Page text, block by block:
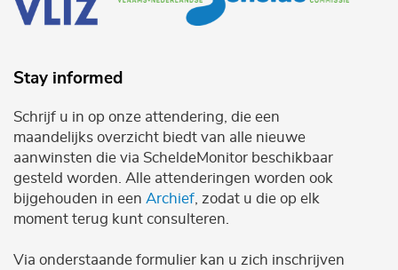
Stay informed
Schrijf u in op onze attendering, die een
maandelijks overzicht biedt van alle nieuwe
aanwinsten die via ScheldeMonitor beschikbaar
gesteld worden. Alle attenderingen worden ook
bijgehouden in een Archief , zodat u die op elk
moment terug kunt consulteren.
Via onderstaande formulier kan u zich inschrijven